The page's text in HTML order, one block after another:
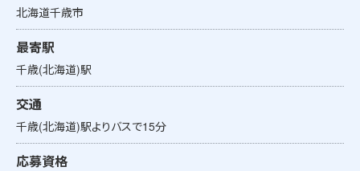
北海道千歳市
最寄駅
千歳(北海道)駅
交通
千歳(北海道)駅よりバスで15分
応募資格